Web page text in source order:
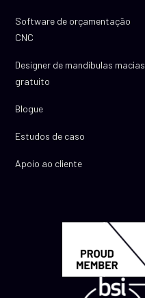
Software de orçamentação
CNC
Designer de mandíbulas macias
gratuito
Blogue
Estudos de caso
Apoio ao cliente